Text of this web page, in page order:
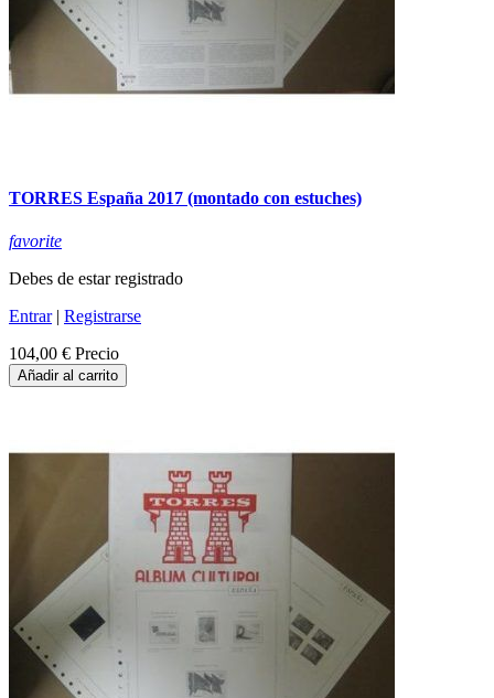
TORRES España 2017 (montado con estuches)
favorite
Debes de estar registrado
Entrar| Registrarse
104,00 € Precio
Añadir al carrito